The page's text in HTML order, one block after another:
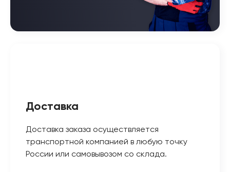
Доставка
Доставка заказа осуществляется
транспортной компанией в любую точку
России или самовывозом со склада.